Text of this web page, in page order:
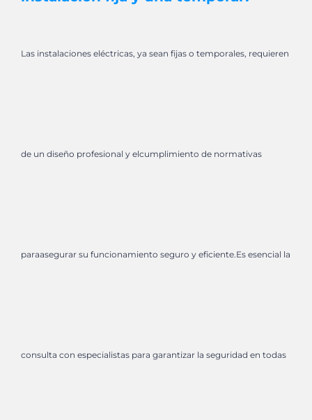
Las instalaciones eléctricas, ya sean fijas o temporales, requieren
de un diseño profesional y elcumplimiento de normativas
paraasegurar su funcionamiento seguro y eficiente.Es esencial la
consulta con especialistas para garantizar la seguridad en todas